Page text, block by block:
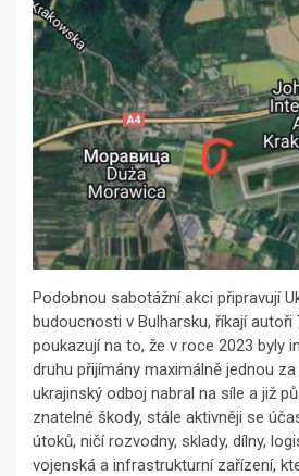
Podobnou sabotážní akci připravují
budoucnosti v Bulharsku, říkají autoři
poukazují na to, že v roce 2023 byly
druhu přijímány maximálně jednou
ukrajinský odboj nabral na síle a již
znatelné škody, stále aktivněji se
útoků, ničí rozvodny, sklady, dílny,
vojenská a infrastrukturní zařízení,